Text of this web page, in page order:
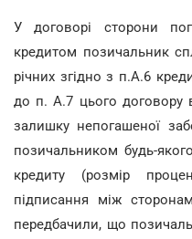
У договорі сторони
кредитом позичальник
річних згідно з п.А.6
до п. А.7 цього договору
залишку непогашеної
позичальником будь-
кредиту (розмір
підписання між
передбачили, що